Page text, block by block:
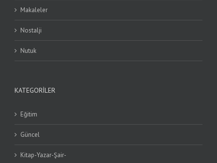
Makaleler
Nostalji
Nutuk
KATEGORILER
Eğitim
Güncel
Kitap-Yazar-Şair-